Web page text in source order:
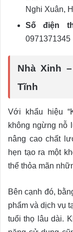
Nghi Xuân,
Số điện
0971371345
Nhà Xinh
Tĩnh
Với khẩu hiệu
không ngừng nỗ
nâng cao chất
hẹn tạo ra một
thể thỏa mãn
Bên cạnh đó,
phẩm và dịch vụ
tuổi thọ lâu dài.